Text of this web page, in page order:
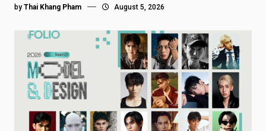
by Thai Khang Pham August 5, 2026